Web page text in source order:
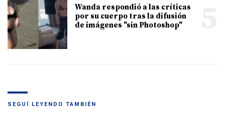
Wanda respondió a las críticas
por su cuerpo tras la difusión
de imágenes "sin Photoshop"
SEGUÍ LEYENDO TAMBIÉN